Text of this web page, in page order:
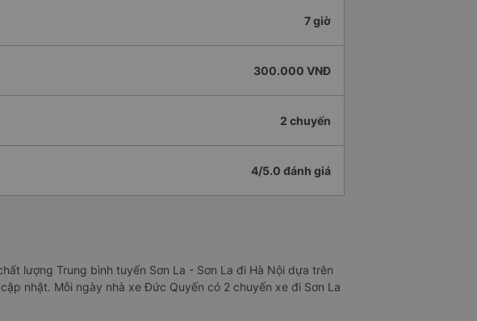
7 giờ
300.000 VNĐ
2 chuyến
4/5.0 đánh giá
lượng Trung bình tuyến Sơn La - Sơn La đi Hà Nội dựa trên
nhật. Mỗi ngày nhà xe Đức Quyến có 2 chuyến xe đi Sơn La